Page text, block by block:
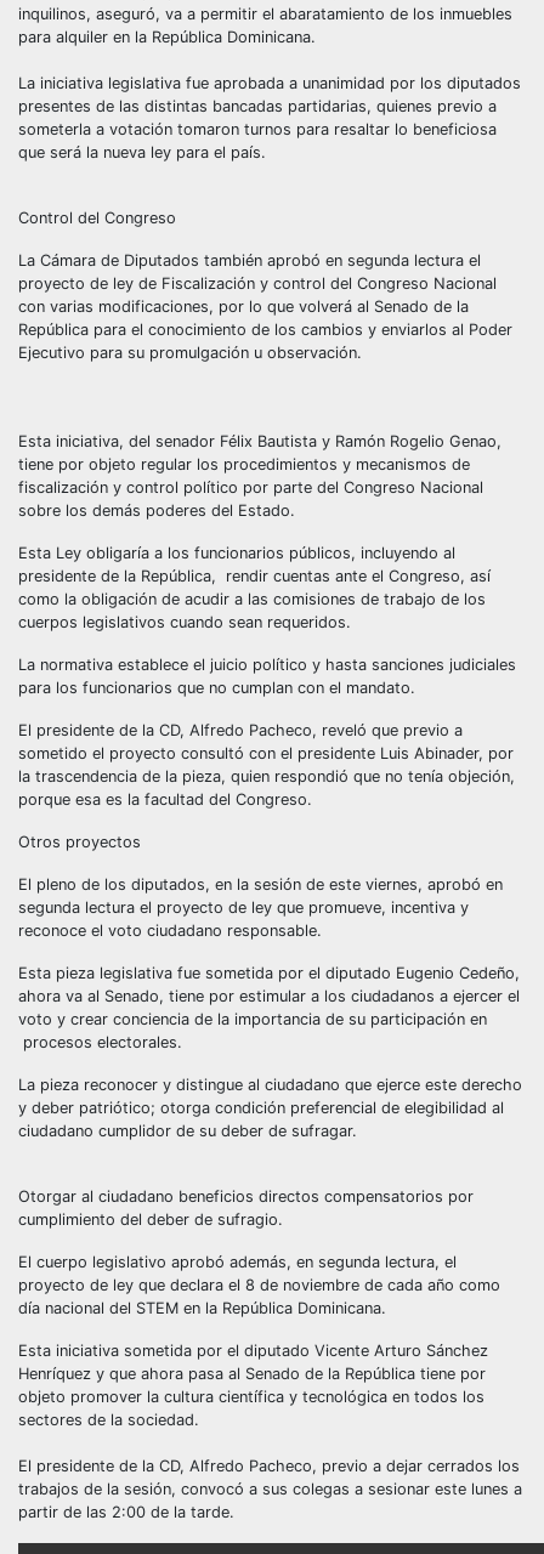
inquilinos, aseguró, va a permitir el abaratamiento de los inmuebles
para alquiler en la República Dominicana.
La iniciativa legislativa fue aprobada a unanimidad por los diputados
presentes de las distintas bancadas partidarias, quienes previo a
someterla a votación tomaron turnos para resaltar lo beneficiosa
que será la nueva ley para el país.
Control del Congreso
La Cámara de Diputados también aprobó en segunda lectura el
proyecto de ley de Fiscalización y control del Congreso Nacional
con varias modificaciones, por lo que volverá al Senado de la
República para el conocimiento de los cambios y enviarlos al Poder
Ejecutivo para su promulgación u observación.
Esta iniciativa, del senador Félix Bautista y Ramón Rogelio Genao,
tiene por objeto regular los procedimientos y mecanismos de
fiscalización y control político por parte del Congreso Nacional
sobre los demás poderes del Estado.
Esta Ley obligaría a los funcionarios públicos, incluyendo al
presidente de la República, rendir cuentas ante el Congreso, así
como la obligación de acudir a las comisiones de trabajo de los
cuerpos legislativos cuando sean requeridos.
La normativa establece el juicio político y hasta sanciones judiciales
para los funcionarios que no cumplan con el mandato.
El presidente de la CD, Alfredo Pacheco, reveló que previo a
sometido el proyecto consultó con el presidente Luis Abinader, por
la trascendencia de la pieza, quien respondió que no tenía objeción,
porque esa es la facultad del Congreso.
Otros proyectos
El pleno de los diputados, en la sesión de este viernes, aprobó en
segunda lectura el proyecto de ley que promueve, incentiva y
reconoce el voto ciudadano responsable.
Esta pieza legislativa fue sometida por el diputado Eugenio Cedeño,
ahora va al Senado, tiene por estimular a los ciudadanos a ejercer el
voto y crear conciencia de la importancia de su participación en
procesos electorales.
La pieza reconocer y distingue al ciudadano que ejerce este derecho
y deber patriótico; otorga condición preferencial de elegibilidad al
ciudadano cumplidor de su deber de sufragar.
Otorgar al ciudadano beneficios directos compensatorios por
cumplimiento del deber de sufragio.
El cuerpo legislativo aprobó además, en segunda lectura, el
proyecto de ley que declara el 8 de noviembre de cada año como
día nacional del STEM en la República Dominicana.
Esta iniciativa sometida por el diputado Vicente Arturo Sánchez
Henríquez y que ahora pasa al Senado de la República tiene por
objeto promover la cultura científica y tecnológica en todos los
sectores de la sociedad.
El presidente de la CD, Alfredo Pacheco, previo a dejar cerrados los
trabajos de la sesión, convocó a sus colegas a sesionar este lunes a
partir de las 2:00 de la tarde.